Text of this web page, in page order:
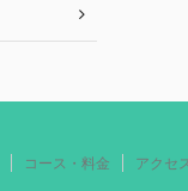
コース・料金 アクセ